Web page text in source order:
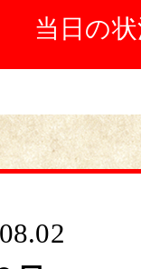
当日の